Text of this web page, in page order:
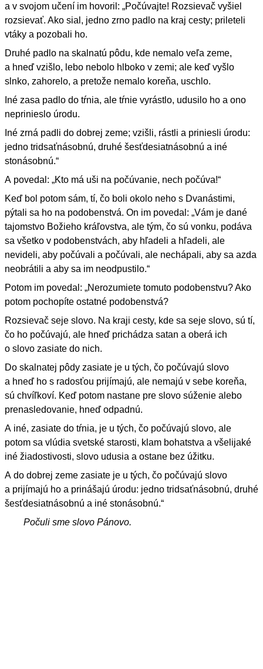
a v svojom učení im hovoril: „Počúvajte! Rozsievač vyšiel
rozsievať. Ako sial, jedno zrno padlo na kraj cesty; prileteli
vtáky a pozobali ho.
Druhé padlo na skalnatú pôdu, kde nemalo veľa zeme,
a hneď vzišlo, lebo nebolo hlboko v zemi; ale keď vyšlo
slnko, zahorelo, a pretože nemalo koreňa, uschlo.
Iné zasa padlo do tŕnia, ale tŕnie vyrástlo, udusilo ho a ono
neprinieslo úrodu.
Iné zrná padli do dobrej zeme; vzišli, rástli a priniesli úrodu:
jedno tridsaťnásobnú, druhé šesťdesiatnásobnú a iné
stonásobnú.“
A povedal: „Kto má uši na počúvanie, nech počúva!“
Keď bol potom sám, tí, čo boli okolo neho s Dvanástimi,
pýtali sa ho na podobenstvá. On im povedal: „Vám je dané
tajomstvo Božieho kráľovstva, ale tým, čo sú vonku, podáva
sa všetko v podobenstvách, aby hľadeli a hľadeli, ale
nevideli, aby počúvali a počúvali, ale nechápali, aby sa azda
neobrátili a aby sa im neodpustilo.“
Potom im povedal: „Nerozumiete tomuto podobenstvu? Ako
potom pochopíte ostatné podobenstvá?
Rozsievač seje slovo. Na kraji cesty, kde sa seje slovo, sú tí,
čo ho počúvajú, ale hneď prichádza satan a oberá ich
o slovo zasiate do nich.
Do skalnatej pôdy zasiate je u tých, čo počúvajú slovo
a hneď ho s radosťou prijímajú, ale nemajú v sebe koreňa,
sú chvíľkoví. Keď potom nastane pre slovo súženie alebo
prenasledovanie, hneď odpadnú.
A iné, zasiate do tŕnia, je u tých, čo počúvajú slovo, ale
potom sa vlúdia svetské starosti, klam bohatstva a všelijaké
iné žiadostivosti, slovo udusia a ostane bez úžitku.
A do dobrej zeme zasiate je u tých, čo počúvajú slovo
a prijímajú ho a prinášajú úrodu: jedno tridsaťnásobnú, druhé
šesťdesiatnásobnú a iné stonásobnú.“
Počuli sme slovo Pánovo.